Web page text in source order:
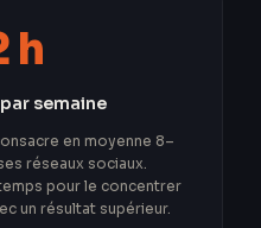
h
semaine
en moyenne 8–
réseaux sociaux.
pour le concentrer
un résultat supérieur.